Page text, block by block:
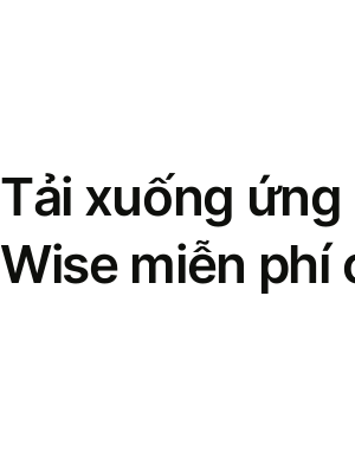
Tải xuống
Wise miễn phí